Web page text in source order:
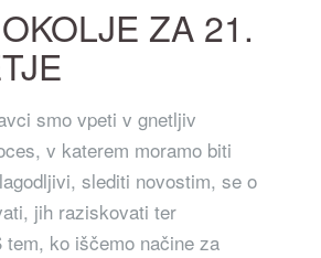
ZA 21.
smo vpeti v gnetljiv
v katerem moramo biti
slediti novostim, se o
jih raziskovati ter
tem, ko iščemo načine za